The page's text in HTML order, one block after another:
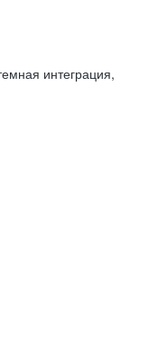
интеграция,